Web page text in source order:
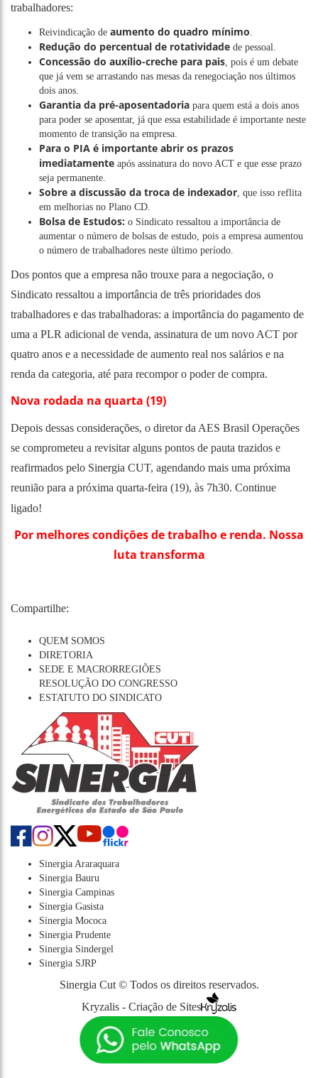
trabalhadores:
Reivindicação de aumento do quadro mínimo
Redução do percentual de rotatividade de pessoal.
Concessão do auxílio-creche para pais , pois é um debate
que já vem se arrastando nas mesas da renegociação nos últimos
dois anos.
Garantia da pré-aposentadoria para quem está a dois anos
para poder se aposentar, já que essa estabilidade é importante neste
momento de transição na empresa.
Para o PIA é importante abrir os prazos
imediatamente após assinatura do novo ACT e que esse prazo
seja permanente.
Sobre a discussão da troca de indexador , que isso reflita
em melhorias no Plano CD.
Bolsa de Estudos: o Sindicato ressaltou a importância de
aumentar o número de bolsas de estudo, pois a empresa aumentou
o número de trabalhadores neste último período.
Dos pontos que a empresa não trouxe para a negociação, o
Sindicato ressaltou a importância de três prioridades dos
trabalhadores e das trabalhadoras: a importância do pagamento de
uma a PLR adicional de venda, assinatura de um novo ACT por
quatro anos e a necessidade de aumento real nos salários e na
renda da categoria, até para recompor o poder de compra.
Nova rodada na quarta (19)
Depois dessas considerações, o diretor da AES Brasil Operações
se comprometeu a revisitar alguns pontos de pauta trazidos e
reafirmados pelo Sinergia CUT, agendando mais uma próxima
reunião para a próxima quarta-feira (19), às 7h30. Continue
ligado!
Por melhores condições de trabalho e renda. Nossa
luta transforma
Compartilhe:
QUEM SOMOS
DIRETORIA
SEDE E MACRORREGIÕES
RESOLUÇÃO DO CONGRESSO
ESTATUTO DO SINDICATO
Sinergia Araraquara
Sinergia Bauru
Sinergia Campinas
Sinergia Gasista
Sinergia Mococa
Sinergia Prudente
Sinergia Sindergel
Sinergia SJRP
Sinergia Cut © Todos os direitos reservados.
Kryzalis - Criação de Sites